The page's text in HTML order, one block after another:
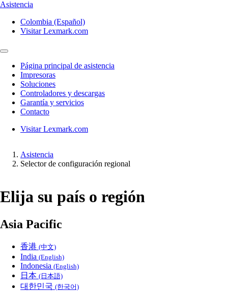
Asistencia
Colombia (Español)
Visitar Lexmark.com
Página principal de asistencia
Impresoras
Soluciones
Controladores y descargas
Garantía y servicios
Contacto
Visitar Lexmark.com
Asistencia
Selector de configuración regional
Elija su país o región
Asia Pacific
香港 (中文)
India (English)
Indonesia (English)
日本 (日本語)
대한민국 (한국어)